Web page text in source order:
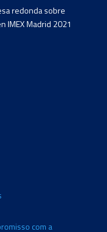
redonda sobre
IMEX Madrid 2021
com a